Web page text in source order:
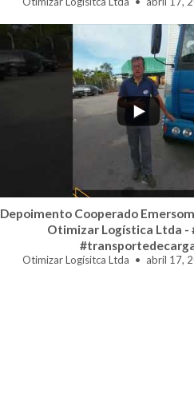
Depoimento Cooperado
Otimizar Logística Ltda
Otimizar Logísitca Ltda abril 17,